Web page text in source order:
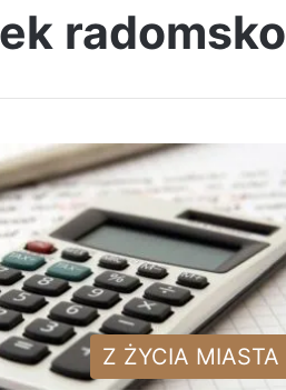
radomsko
Z ŻYCIA MIASTA